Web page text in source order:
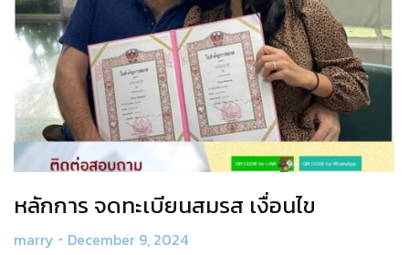
หลักการ จดทะเบียนสมรส เงื่อนไข
marry December 9, 2024